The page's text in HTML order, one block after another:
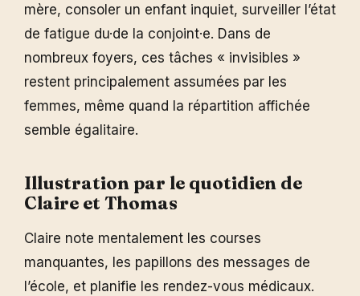
mère, consoler un enfant inquiet, surveiller l’état
de fatigue du·de la conjoint·e. Dans de
nombreux foyers, ces tâches « invisibles »
restent principalement assumées par les
femmes, même quand la répartition affichée
semble égalitaire.
Illustration par le quotidien de
Claire et Thomas
Claire note mentalement les courses
manquantes, les papillons des messages de
l’école, et planifie les rendez-vous médicaux.